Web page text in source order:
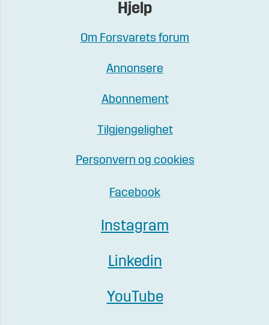
Hjelp
Om Forsvarets forum
Annonsere
Abonnement
Tilgjengelighet
Personvern og cookies
Facebook
Instagram
Linkedin
YouTube